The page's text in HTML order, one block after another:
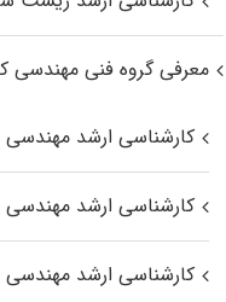
معرفی گروه فنی مهندسی
کارشناسی ارشد مهندسی
کارشناسی ارشد مهندسی
کارشناسی ارشد مهندسی